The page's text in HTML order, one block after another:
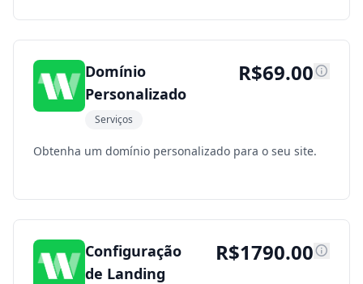
Domínio
Personalizado
Serviços
R$69.00
Obtenha um domínio personalizado para o seu site.
Configuração
de Landing
R$1790.00